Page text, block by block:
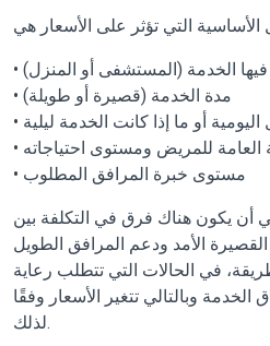
فيها الخدمة (المستشفى أو المنزل)
• مدة الخدمة (قصيرة أو طويلة)
أو ما إذا كانت الخدمة ليلية
العامة للمريض ومستوى احتياجاته
• مستوى خبرة المرافق المطلوب
أن يكون هناك فرق في التكلفة بين
الأمد ودعم المرافق الطويل
في الحالات التي تتطلب رعاية
الخدمة وبالتالي تتغير الأسعار وفقًا
لذلك.